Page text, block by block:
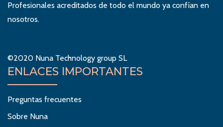
Profesionales acreditados de todo el mundo ya confían en
nosotros.
©2020 Nuna Technology group SL
ENLACES IMPORTANTES
Preguntas frecuentes
Sobre Nuna